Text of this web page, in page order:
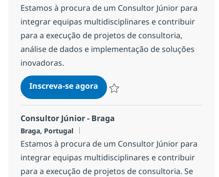
Estamos à procura de um Consultor Júnior para
integrar equipas multidisciplinares e contribuir
para a execução de projetos de consultoria,
análise de dados e implementação de soluções
inovadoras.
Inscreva-se agoraConsultor Júnior - Viseu
Consultor Júnior - Braga
Localização
Braga, Portugal
Estamos à procura de um Consultor Júnior para
integrar equipas multidisciplinares e contribuir
para a execução de projetos de consultoria. Se